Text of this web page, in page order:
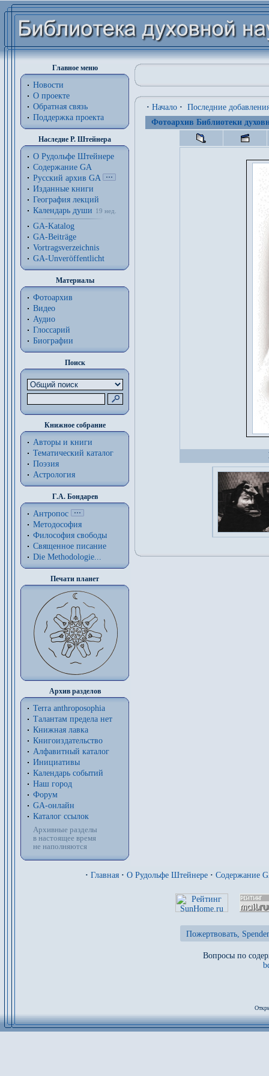
Главное меню
Новости
О проекте
Обратная связь
Поддержка проекта
Наследие Р. Штейнера
О Рудольфе Штейнере
Содержание GA
Русский архив GA
Изданные книги
География лекций
Календарь души
19 нед.
GA-Katalog
GA-Beiträge
Vortragsverzeichnis
GA-Unveröffentlicht
Материалы
Фотоархив
Видео
Аудио
Глоссарий
Биографии
Поиск
Книжное собрание
Авторы и книги
Тематический каталог
Поэзия
Астрология
Г.А. Бондарев
Антропос
Методософия
Философия cвободы
Священное писание
Die Methodologie...
Печати планет
Архив разделов
Terra anthroposophia
Талантам предела нет
Книжная лавка
Книгоиздательство
Алфавитный каталог
Инициативы
Календарь событий
Наш город
Форум
GA-онлайн
Каталог ссылок
Архивные разделы
в настоящее время
не наполняются
· Начало · Последние
Фотоархив Библиотеки
· Главная · О Рудольфе Штейнере · Содержание
Пожертвовать,
Вопросы по